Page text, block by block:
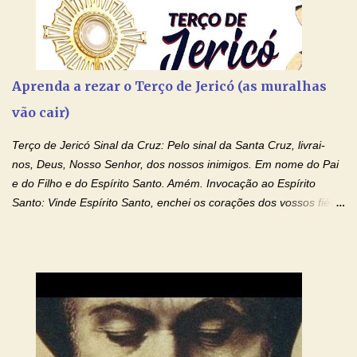
Aprenda a rezar o Terço de Jericó (as muralhas
vão cair)
Terço de Jericó Sinal da Cruz: Pelo sinal da Santa Cruz, livrai-
nos, Deus, Nosso Senhor, dos nossos inimigos. Em nome do Pai
e do Filho e do Espírito Santo. Amém. Invocação ao Espírito
Santo: Vinde Espírito Santo, enchei os corações dos vossos fiéis
o mesmo Espírito e gozemos sempre da sua consolação. Por
Cristo, Senhor Nosso. Amém. Creio: Creio em Deus Pai Todo-
Poderoso, Criador do céu e da terra; e em Jesus Cristo, seu